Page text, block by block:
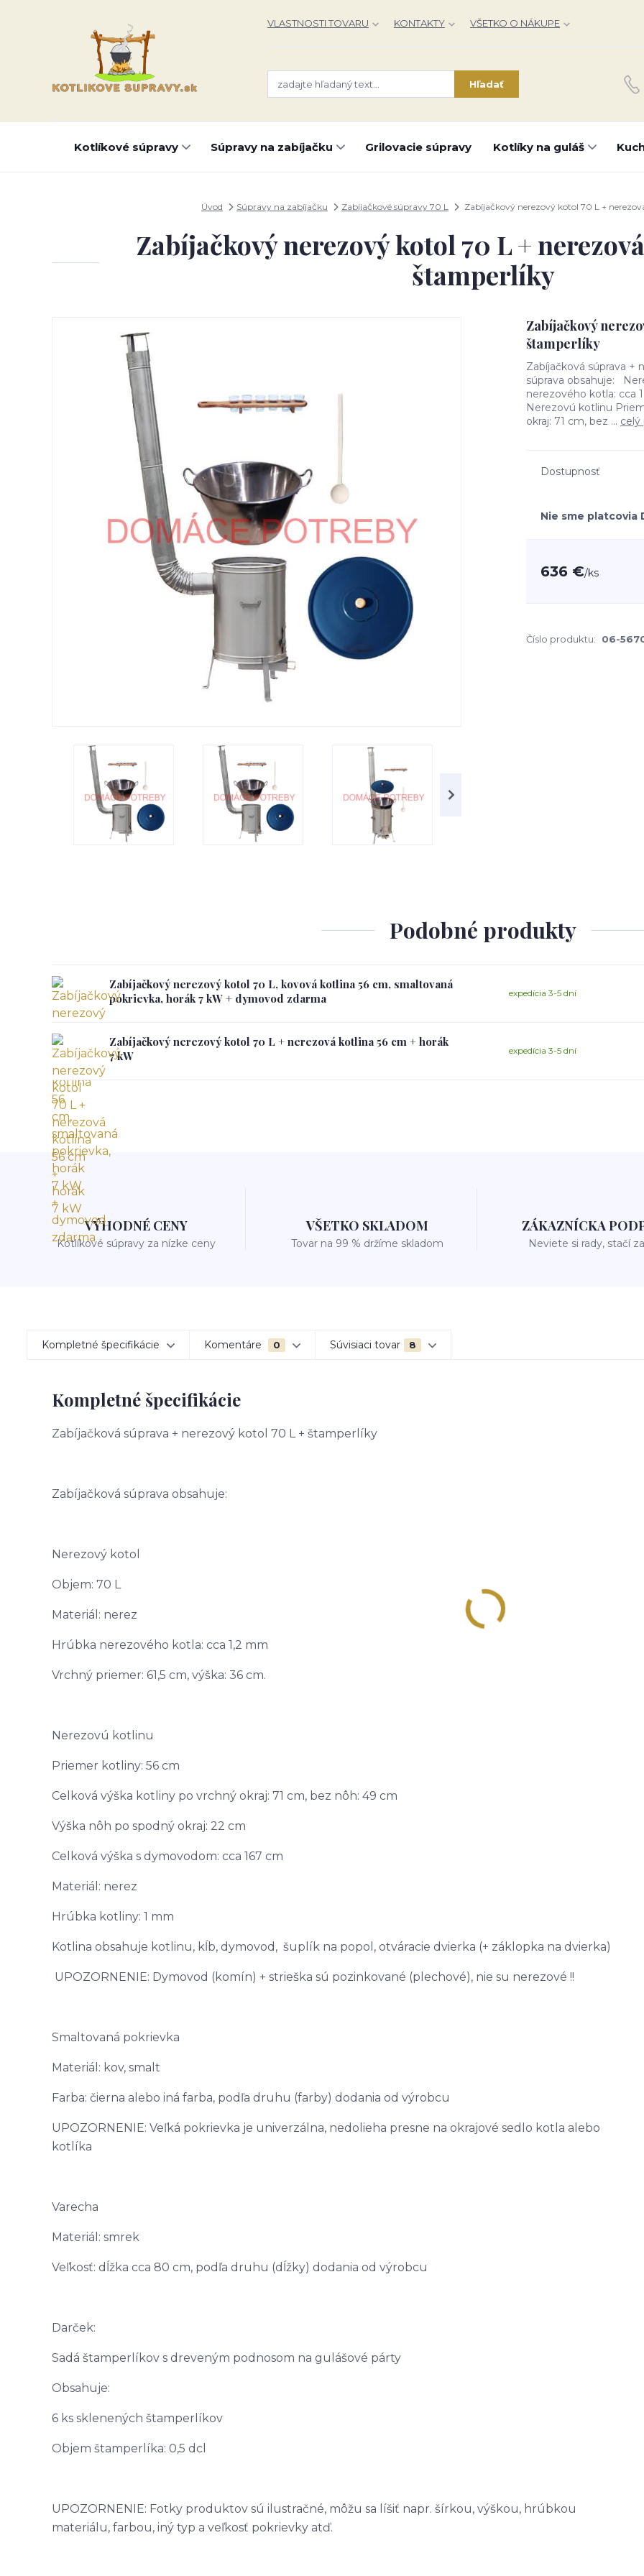
VLASTNOSTI TOVARU KONTAKTY VŠETKO O NÁKUPE
Hľadať
Kotlíkové súpravy Súpravy na zabíjačku Grilovacie súpravy Kotlíky na guláš
Úvod Súpravy na zabíjačku Zabíjačkové súpravy 70 L Zabíjačkový nerezový kotol 70 L +
Zabíjačkový nerezový kotol 70 L +
štamperlíky
Zabíjačkový
štamperlíky
Zabíjačková súprava
súprava obsahuje:
nerezového kotla: cca
Nerezovú kotlinu
okraj: 71 cm, bez ... celý
Dostupnosť
Nie sme platcovia
636 €/ks
Číslo produktu: 06-
Podobné produkty
Zabíjačkový nerezový kotol 70 L, kovová kotlina 56 cm, smaltovaná
pokrievka, horák 7 kW + dymovod zdarma
expedícia 3-5 dní
Zabíjačkový nerezový kotol 70 L + nerezová kotlina 56 cm + horák
7 kW
expedícia 3-5 dní
VÝHODNÉ CENY
Kotlíkové súpravy za nízke ceny
VŠETKO SKLADOM
Tovar na 99 % držíme skladom
ZÁKAZNÍCKA
Neviete si rady, stačí
Kompletné špecifikácie Komentáre 0 Súvisiaci tovar 8
Kompletné špecifikácie
Zabíjačková súprava + nerezový kotol 70 L + štamperlíky
Zabíjačková súprava obsahuje:
Nerezový kotol
Objem: 70 L
Materiál: nerez
Hrúbka nerezového kotla: cca 1,2 mm
Vrchný priemer: 61,5 cm, výška: 36 cm.
Nerezovú kotlinu
Priemer kotliny: 56 cm
Celková výška kotliny po vrchný okraj: 71 cm, bez nôh: 49 cm
Výška nôh po spodný okraj: 22 cm
Celková výška s dymovodom: cca 167 cm
Materiál: nerez
Hrúbka kotliny: 1 mm
Kotlina obsahuje kotlinu, kĺb, dymovod, šuplík na popol, otváracie dvierka (+ záklopka na dvierka)
UPOZORNENIE: Dymovod (komín) + strieška sú pozinkované (plechové), nie su nerezové !!
Smaltovaná pokrievka
Materiál: kov, smalt
Farba: čierna alebo iná farba, podľa druhu (farby) dodania od výrobcu
UPOZORNENIE: Veľká pokrievka je univerzálna, nedolieha presne na okrajové sedlo kotla alebo
kotlíka
Varecha
Materiál: smrek
Veľkosť: dĺžka cca 80 cm, podľa druhu (dĺžky) dodania od výrobcu
Darček:
Sadá štamperlíkov s dreveným podnosom na gulášové párty
Obsahuje:
6 ks sklenených štamperlíkov
Objem štamperlíka: 0,5 dcl
UPOZORNENIE: Fotky produktov sú ilustračné, môžu sa líšiť napr. šírkou, výškou, hrúbkou
materiálu, farbou, iný typ a veľkosť pokrievky atď.